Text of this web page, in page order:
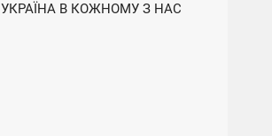
УКРАЇНА В КОЖНОМУ З НАС